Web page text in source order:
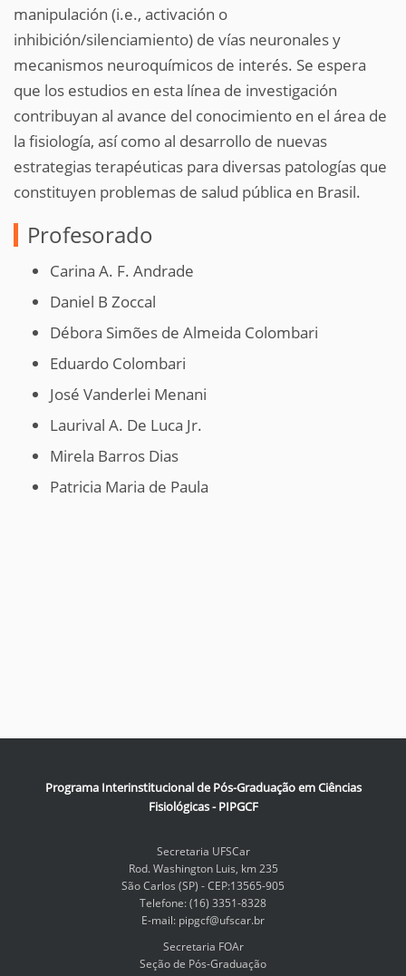
manipulación (i.e., activación o
inhibición/silenciamiento) de vías neuronales y
mecanismos neuroquímicos de interés. Se espera
que los estudios en esta línea de investigación
contribuyan al avance del conocimiento en el área de
la fisiología, así como al desarrollo de nuevas
estrategias terapéuticas para diversas patologías que
constituyen problemas de salud pública en Brasil.
Profesorado
Carina A. F. Andrade
Daniel B Zoccal
Débora Simões de Almeida Colombari
Eduardo Colombari
José Vanderlei Menani
Laurival A. De Luca Jr.
Mirela Barros Dias
Patricia Maria de Paula
Programa Interinstitucional de Pós-Graduação em Ciências
Fisiológicas - PIPGCF
Secretaria UFSCar
Rod. Washington Luis, km 235
São Carlos (SP) - CEP:13565-905
Telefone: (16) 3351-8328
E-mail: pipgcf@ufscar.br
Secretaria FOAr
Seção de Pós-Graduação